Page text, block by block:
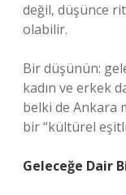
değil, düşünce
olabilir.
Bir düşünün:
kadın ve erkek
belki de Ankara
bir “kültürel
Geleceğe Dair